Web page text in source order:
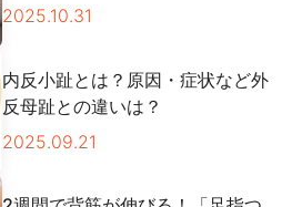
2025.10.31
内反小趾とは？原因・症状など外
反母趾との違いは？
2025.09.21